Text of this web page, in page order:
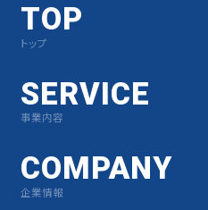
TOP
トップ
SERVICE
事業内容
COMPANY
企業情報